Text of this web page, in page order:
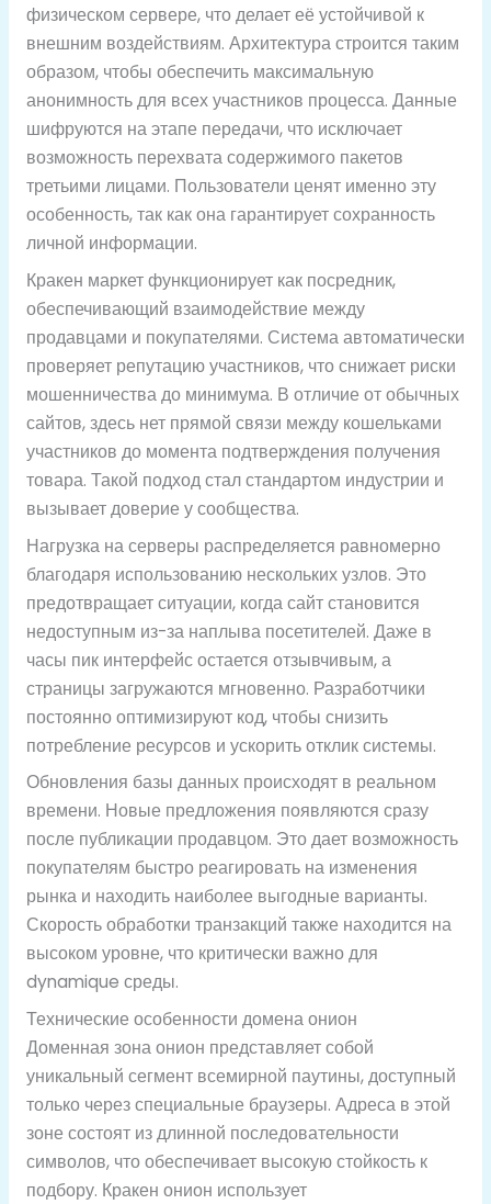
физическом сервере, что делает её устойчивой к
внешним воздействиям. Архитектура строится таким
образом, чтобы обеспечить максимальную
анонимность для всех участников процесса. Данные
шифруются на этапе передачи, что исключает
возможность перехвата содержимого пакетов
третьими лицами. Пользователи ценят именно эту
особенность, так как она гарантирует сохранность
личной информации.
Кракен маркет функционирует как посредник,
обеспечивающий взаимодействие между
продавцами и покупателями. Система автоматически
проверяет репутацию участников, что снижает риски
мошенничества до минимума. В отличие от обычных
сайтов, здесь нет прямой связи между кошельками
участников до момента подтверждения получения
товара. Такой подход стал стандартом индустрии и
вызывает доверие у сообщества.
Нагрузка на серверы распределяется равномерно
благодаря использованию нескольких узлов. Это
предотвращает ситуации, когда сайт становится
недоступным из-за наплыва посетителей. Даже в
часы пик интерфейс остается отзывчивым, а
страницы загружаются мгновенно. Разработчики
постоянно оптимизируют код, чтобы снизить
потребление ресурсов и ускорить отклик системы.
Обновления базы данных происходят в реальном
времени. Новые предложения появляются сразу
после публикации продавцом. Это дает возможность
покупателям быстро реагировать на изменения
рынка и находить наиболее выгодные варианты.
Скорость обработки транзакций также находится на
высоком уровне, что критически важно для
dynamique среды.
Технические особенности домена онион
Доменная зона онион представляет собой
уникальный сегмент всемирной паутины, доступный
только через специальные браузеры. Адреса в этой
зоне состоят из длинной последовательности
символов, что обеспечивает высокую стойкость к
подбору. Кракен онион использует